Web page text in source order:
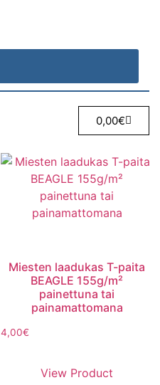
0,00€
Miesten laadukas T-paita
BEAGLE 155g/m²
painettuna tai
painamattomana
4,00€
View Product